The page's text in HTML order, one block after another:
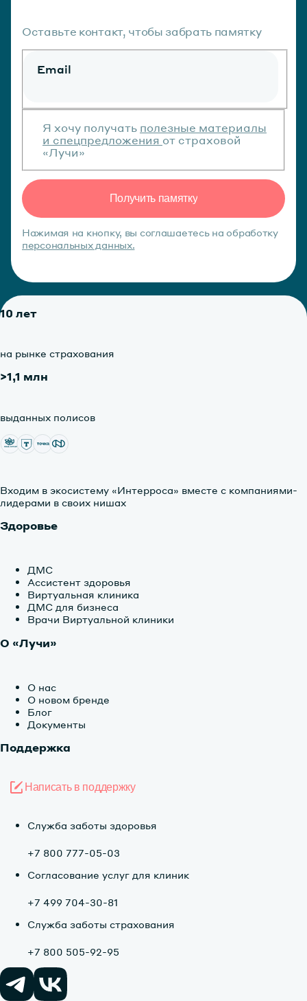
Оставьте контакт, чтобы забрать памятку
Email
Я хочу получать полезные материалы
и спецпредложения от страховой
«Лучи»
Получить памятку
Нажимая на кнопку, вы соглашаетесь на обработку
персональных данных.
10 лет
на рынке страхования
>1,1 млн
выданных полисов
Входим в экосистему «Интерроса» вместе с компаниями-
лидерами в своих нишах
Здоровье
ДМС
Ассистент здоровья
Виртуальная клиника
ДМС для бизнеса
Врачи Виртуальной клиники
О «Лучи»
О нас
О новом бренде
Блог
Документы
Поддержка
Написать в поддержку
Служба заботы здоровья
+7 800 777-05-03
Согласование услуг для клиник
+7 499 704-30-81
Служба заботы страхования
+7 800 505-92-95